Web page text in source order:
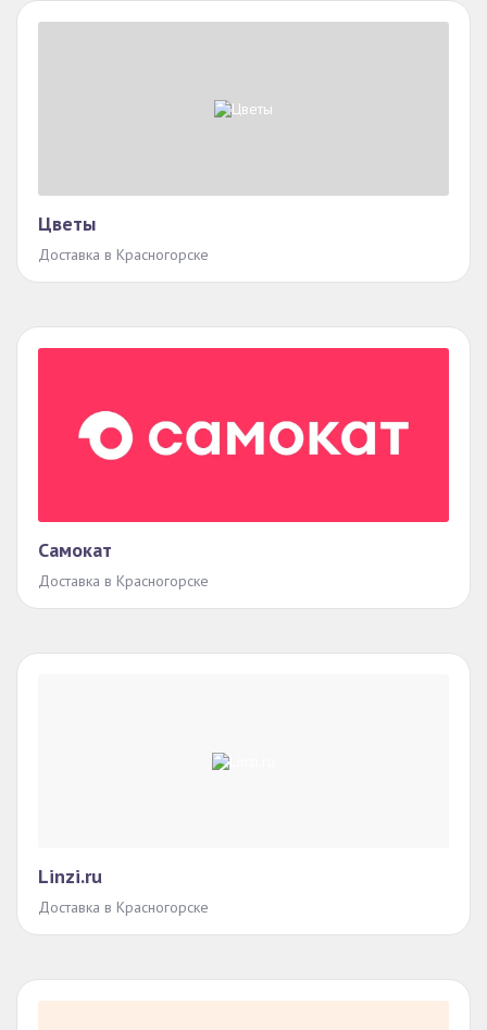
Цветы
Доставка в Красногорске
Самокат
Доставка в Красногорске
Linzi.ru
Доставка в Красногорске